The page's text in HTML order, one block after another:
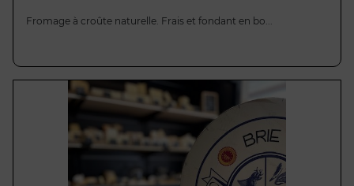
Fromage à croûte naturelle. Frais et fondant en bo...